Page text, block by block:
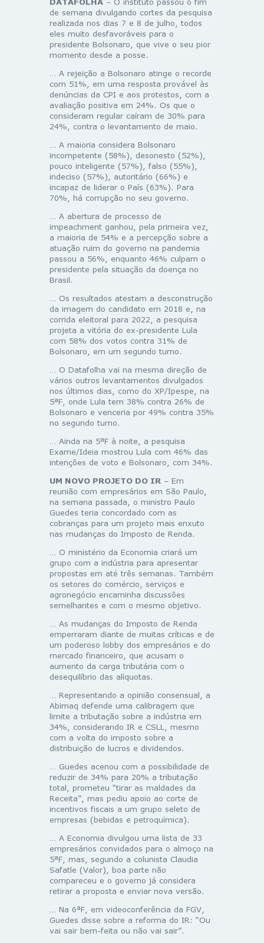
de semana divulgando cortes da pesquisa
realizada nos dias 7 e 8 de julho, todos
eles muito desfavoráveis para o
presidente Bolsonaro, que vive o seu pior
momento desde a posse.
… A rejeição a Bolsonaro atinge o recorde
com 51%, em uma resposta provável às
denúncias da CPI e aos protestos, com a
avaliação positiva em 24%. Os que o
consideram regular caíram de 30% para
24%, contra o levantamento de maio.
… A maioria considera Bolsonaro
incompetente (58%), desonesto (52%),
pouco inteligente (57%), falso (55%),
indeciso (57%), autoritário (66%) e
incapaz de liderar o País (63%). Para
70%, há corrupção no seu governo.
… A abertura de processo de
impeachment ganhou, pela primeira vez,
a maioria de 54% e a percepção sobre a
atuação ruim do governo na pandemia
passou a 56%, enquanto 46% culpam o
presidente pela situação da doença no
Brasil.
… Os resultados atestam a desconstrução
da imagem do candidato em 2018 e, na
corrida eleitoral para 2022, a pesquisa
projeta a vitória do ex-presidente Lula
com 58% dos votos contra 31% de
Bolsonaro, em um segundo turno.
… O Datafolha vai na mesma direção de
vários outros levantamentos divulgados
nos últimos dias, como do XP/Ipespe, na
5ªF, onde Lula tem 38% contra 26% de
Bolsonaro e venceria por 49% contra 35%
no segundo turno.
… Ainda na 5ªF à noite, a pesquisa
Exame/Ideia mostrou Lula com 46% das
intenções de voto e Bolsonaro, com 34%.
UM NOVO PROJETO DO IR – Em
reunião com empresários em São Paulo,
na semana passada, o ministro Paulo
Guedes teria concordado com as
cobranças para um projeto mais enxuto
nas mudanças do Imposto de Renda.
… O ministério da Economia criará um
grupo com a indústria para apresentar
propostas em até três semanas. Também
os setores do comércio, serviços e
agronegócio encaminha discussões
semelhantes e com o mesmo objetivo.
… As mudanças do Imposto de Renda
emperraram diante de muitas críticas e de
um poderoso lobby dos empresários e do
mercado financeiro, que acusam o
aumento da carga tributária com o
desequilíbrio das alíquotas.
… Representando a opinião consensual, a
Abimaq defende uma calibragem que
limite a tributação sobre a indústria em
34%, considerando IR e CSLL, mesmo
com a volta do imposto sobre a
distribuição de lucros e dividendos.
… Guedes acenou com a possibilidade de
reduzir de 34% para 20% a tributação
total, prometeu “tirar as maldades da
Receita”, mas pediu apoio ao corte de
incentivos fiscais a um grupo seleto de
empresas (bebidas e petroquímica).
… A Economia divulgou uma lista de 33
empresários convidados para o almoço na
5ªF, mas, segundo a colunista Claudia
Safatle (Valor), boa parte não
compareceu e o governo já considera
retirar a proposta e enviar nova versão.
… Na 6ªF, em videoconferência da FGV,
Guedes disse sobre a reforma do IR: “Ou
vai sair bem-feita ou não vai sair”.